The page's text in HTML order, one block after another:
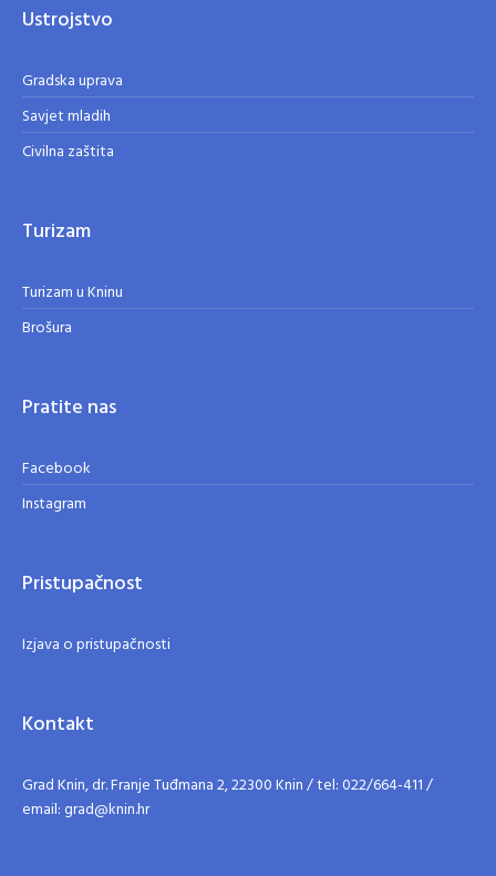
Ustrojstvo
Gradska uprava
Savjet mladih
Civilna zaštita
Turizam
Turizam u Kninu
Brošura
Pratite nas
Facebook
Instagram
Pristupačnost
Izjava o pristupačnosti
Kontakt
Grad Knin, dr. Franje Tuđmana 2, 22300 Knin / tel: 022/664-411 /
email: grad@knin.hr